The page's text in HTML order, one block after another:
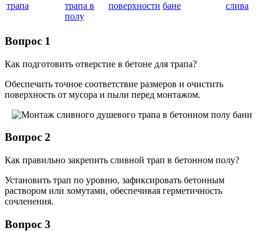
трапа
трапа в
полу
поверхности бане
слива
Вопрос 1
Как подготовить отверстие в бетоне для трапа?
Обеспечить точное соответствие размеров и очистить
поверхность от мусора и пыли перед монтажом.
Вопрос 2
Как правильно закрепить сливной трап в бетонном полу?
Установить трап по уровню, зафиксировать бетонным
раствором или хомутами, обеспечивая герметичность
сочленения.
Вопрос 3